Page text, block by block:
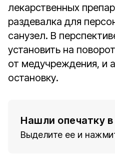
лекарственных
раздевалка для
санузел. В
установить на
от медучреждения, и
остановку.
Нашли опечатку в
Выделите ее и